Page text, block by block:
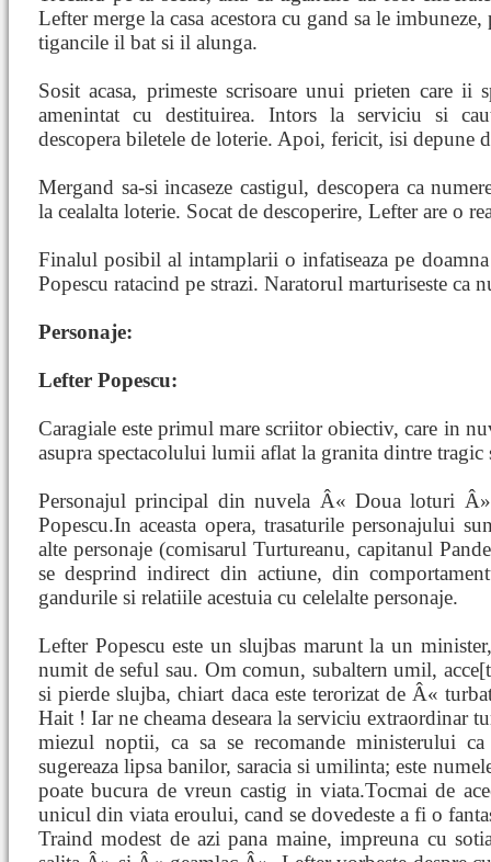
Lefter merge la casa acestora cu gand sa le
tigancile il bat si il alunga.
Sosit acasa, primeste scrisoare unui prieten care
amenintat cu destituirea. Intors la serviciu si
descopera biletele de loterie. Apoi, fericit, isi depune
Mergand sa-si incaseze castigul, descopera ca
la cealalta loterie. Socat de descoperire, Lefter are o
Finalul posibil al intamplarii o infatiseaza pe
Popescu ratacind pe strazi. Naratorul marturiseste ca
Personaje:
Lefter Popescu:
Caragiale este primul mare scriitor obiectiv, care in
asupra spectacolului lumii aflat la granita dintre tragic
Personajul principal din nuvela Â« Doua loturi
Popescu.In aceasta opera, trasaturile personajului
alte personaje (comisarul Turtureanu, capitanul
se desprind indirect din actiune, din
gandurile si relatiile acestuia cu celelalte personaje.
Lefter Popescu este un slujbas marunt la un
numit de seful sau. Om comun, subaltern umil,
si pierde slujba, chiart daca este terorizat de Â«
Hait ! Iar ne cheama deseara la serviciu extraordinar
miezul noptii, ca sa se recomande ministerului
sugereaza lipsa banilor, saracia si umilinta; este
poate bucura de vreun castig in viata.Tocmai de
unicul din viata eroului, cand se dovedeste a fi o
Traind modest de azi pana maine, impreuna cu